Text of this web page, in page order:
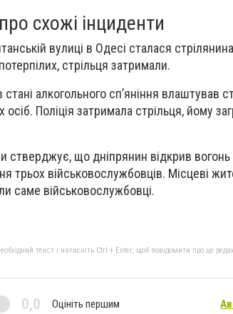
схожі інциденти
вулиці в Одесі сталася
стрільця затримали.
алкогольного сп’яніння влаштував
Поліція затримала стрільця, йому
що дніпрянин відкрив вогонь
трьох військовослужбовців. Місцеві
саме військовослужбовці.
текст і натисніть Ctrl + Enter, щоб повідомити про це
0,0 Оцініть першим